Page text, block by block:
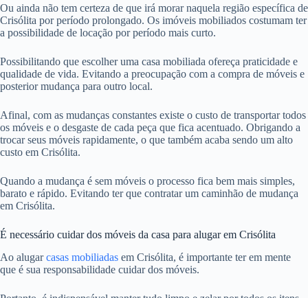
Ou ainda não tem certeza de que irá morar naquela região específica de
Crisólita por período prolongado. Os imóveis mobiliados costumam ter
a possibilidade de locação por período mais curto.
Possibilitando que escolher uma casa mobiliada ofereça praticidade e
qualidade de vida. Evitando a preocupação com a compra de móveis e
posterior mudança para outro local.
Afinal, com as mudanças constantes existe o custo de transportar todos
os móveis e o desgaste de cada peça que fica acentuado. Obrigando a
trocar seus móveis rapidamente, o que também acaba sendo um alto
custo em Crisólita.
Quando a mudança é sem móveis o processo fica bem mais simples,
barato e rápido. Evitando ter que contratar um caminhão de mudança
em Crisólita.
É necessário cuidar dos móveis da casa para alugar em Crisólita
Ao alugarcasas mobiliadas em Crisólita, é importante ter em mente
que é sua responsabilidade cuidar dos móveis.